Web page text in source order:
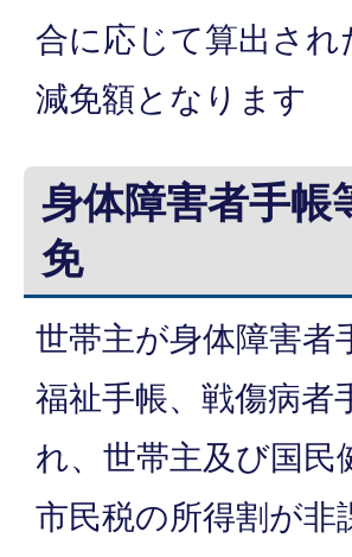
合に応じて算出さ
減免額となります
身体障害者手帳
免
世帯主が身体障害者
福祉手帳、戦傷病者
れ、世帯主及び国民
市民税の所得割が非